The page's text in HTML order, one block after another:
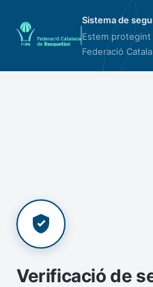
Sistema de
Estem
Federació
Verificació de